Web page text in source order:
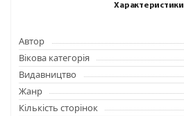
Характеристики
Автор
Вікова категорія
Видавництво
Жанр
Кількість сторінок